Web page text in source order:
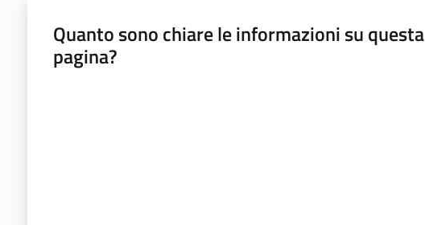
Quanto sono chiare le informazioni su questa
pagina?